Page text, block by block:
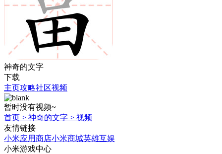
神奇的文字
下载
主页攻略社区视频
暂时没有视频~
首页 > 神奇的文字 > 视频
友情链接
小米应用商店小米商城英雄互娱
小米游戏中心